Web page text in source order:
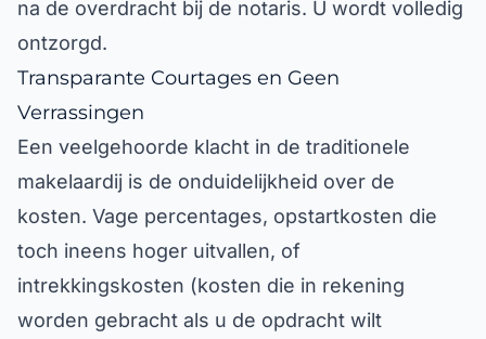
na de overdracht bij de notaris. U wordt volledig
ontzorgd.
Transparante Courtages en Geen
Verrassingen
Een veelgehoorde klacht in de traditionele
makelaardij is de onduidelijkheid over de
kosten. Vage percentages, opstartkosten die
toch ineens hoger uitvallen, of
intrekkingskosten (kosten die in rekening
worden gebracht als u de opdracht wilt